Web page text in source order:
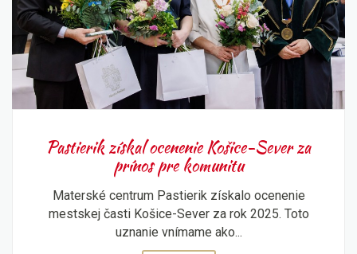
Pastierik získal ocenenie Košice-Sever za
prínos pre komunitu
Materské centrum Pastierik získalo ocenenie
mestskej časti Košice-Sever za rok 2025. Toto
uznanie vnímame ako...